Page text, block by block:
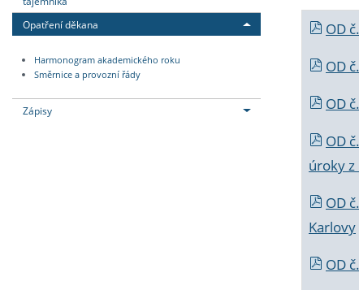
Opatření děkana
Harmonogram akademického roku
Směrnice a provozní řády
Zápisy
OD
OD
OD
OD
úroky
OD
Karlovy
OD